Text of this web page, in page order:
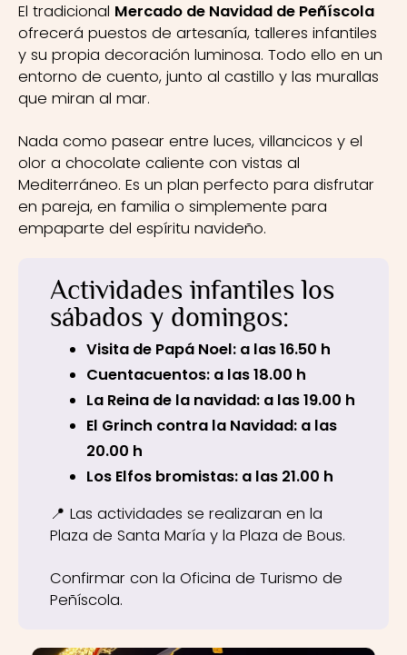
El tradicional Mercado de Navidad de Peñíscola
ofrecerá puestos de artesanía, talleres infantiles
y su propia decoración luminosa. Todo ello en un
entorno de cuento, junto al castillo y las murallas
que miran al mar.
Nada como pasear entre luces, villancicos y el
olor a chocolate caliente con vistas al
Mediterráneo. Es un plan perfecto para disfrutar
en pareja, en familia o simplemente para
empaparte del espíritu navideño.
Actividades infantiles los
sábados y domingos:
Visita de Papá Noel: a las 16.50 h
Cuentacuentos: a las 18.00 h
La Reina de la navidad: a las 19.00 h
El Grinch contra la Navidad: a las
20.00 h
Los Elfos bromistas: a las 21.00 h
📍 Las actividades se realizaran en la
Plaza de Santa María y la Plaza de Bous.
Confirmar con la Oficina de Turismo de
Peñíscola.